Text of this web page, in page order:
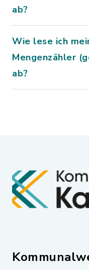
ab?
Wie lese ich
Mengenzähler
ab?